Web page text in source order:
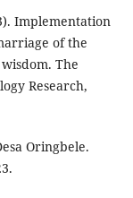
Implementation
of the
The
Research,
Oringbele.